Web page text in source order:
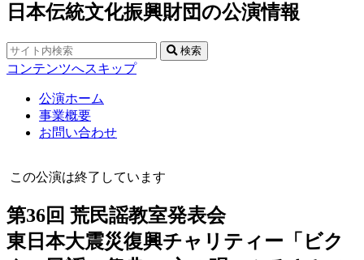
日本伝統文化振興財団の公演情報
検索
コンテンツへスキップ
公演ホーム
事業概要
お問い合わせ
この公演は終了しています
第36回 荒民謡教室発表会
東日本大震災復興チャリティー「ビク